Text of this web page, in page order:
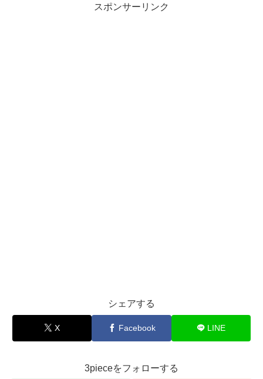
スポンサーリンク
シェアする
X Facebook LINE
3pieceをフォローする